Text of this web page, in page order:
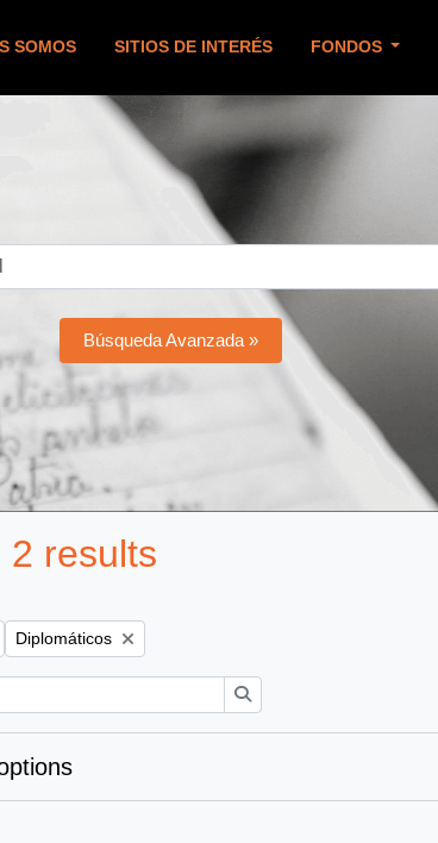
SOMOS SITIOS DE INTERÉS FONDOS
Búsqueda Avanzada »
2 results
Remove filter:
Diplomáticos